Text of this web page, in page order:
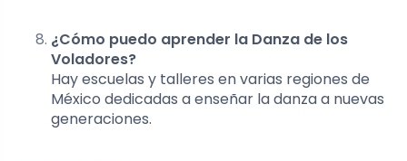
¿Cómo puedo aprender la Danza de los
Voladores?
Hay escuelas y talleres en varias regiones de
México dedicadas a enseñar la danza a nuevas
generaciones.